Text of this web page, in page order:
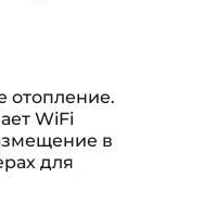
отопление.
WiFi
в
для